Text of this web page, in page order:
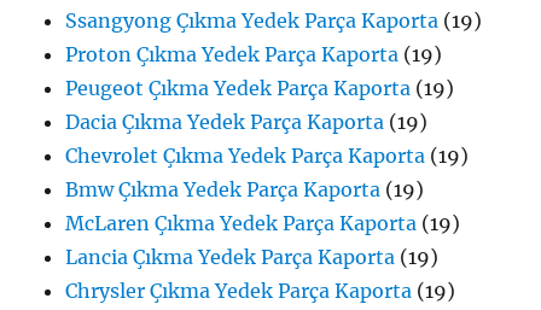
Ssangyong Çıkma Yedek Parça Kaporta (19)
Proton Çıkma Yedek Parça Kaporta (19)
Peugeot Çıkma Yedek Parça Kaporta (19)
Dacia Çıkma Yedek Parça Kaporta (19)
Chevrolet Çıkma Yedek Parça Kaporta (19)
Bmw Çıkma Yedek Parça Kaporta (19)
McLaren Çıkma Yedek Parça Kaporta (19)
Lancia Çıkma Yedek Parça Kaporta (19)
Chrysler Çıkma Yedek Parça Kaporta (19)